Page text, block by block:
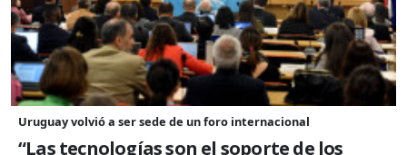
Uruguay volvió a ser sede de un foro internacional
“Las tecnologías son el soporte de los